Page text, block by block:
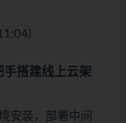
搭建线上云架
安装，部署中间